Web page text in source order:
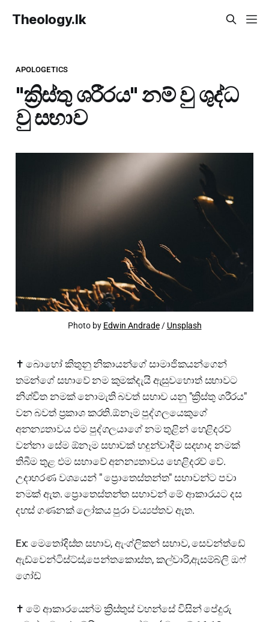
Theology.lk
APOLOGETICS
"ක්‍රිස්තු ශරීරය" නම් වු ශුද්ධ
වු සභාව
Photo by Edwin Andrade/ Unsplash
✝️ බොහෝ කිතුනු නිකායන්ගේ සාමාජිකයන්ගෙන්
තමන්ගේ සභාවේ නම කුමක්දැයි ඇසුවහොත් සභාවට
නිශ්චිත නමක් නොමැති බවත් සභාව යනු "ක්‍රිස්තු ශරීරය"
වන බවත් ප්‍රකාශ කරති.ඕනෑම පුද්ගලයෙකුගේ
අනන්‍යතාවය එම පුද්ගලයාගේ නම තුළින් හෙළිදරව්
වන්නා සේම ඕනෑම සභාවක් හදුන්වාදීම සදහාද නමක්
තිබීම තුළ එම සභාවේ අනන්‍යතාවය හෙළිදරව් වේ.
උදාහරණ වශයෙන් " ප්‍රොතෙස්තන්ත" සභාවන්ට පවා
නමක් ඇත. ප්‍රොතෙස්තන්ත සභාවන් මේ ආකාරයට දස
දහස් ගණනක් ලෝකය පුරා වය්‍යප්තව ඇත.
Ex: මෙතෝදිස්ත සභාව, ඇංග්ලිකන් සභාව, සෙවන්ත්ඩේ
ඇඩ්වෙන්ටිස්ට්ස්,පෙන්තකොස්ත, කල්වාරි,ඇසම්බ්ලි ඔෆ්
ගෝඩ්
✝️ මේ ආකාරයෙන්ම ක්‍රිස්තුස් වහන්සේ විසින් පේදුරු